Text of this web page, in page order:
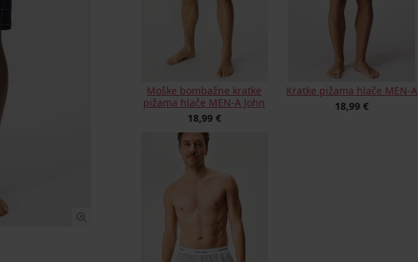
Moške bombažne kratke
pižama hlače MEN-A John
18,99 €
Kratke pižama hlače MEN-A
18,99 €